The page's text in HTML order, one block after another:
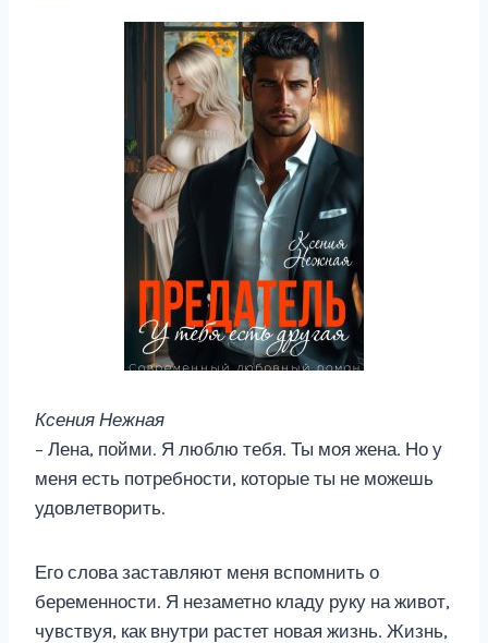
Ксения Нежная
– Лена, пойми. Я люблю тебя. Ты моя жена. Но у
меня есть потребности, которые ты не можешь
удовлетворить.
Его слова заставляют меня вспомнить о
беременности. Я незаметно кладу руку на живот,
чувствуя, как внутри растет новая жизнь. Жизнь,